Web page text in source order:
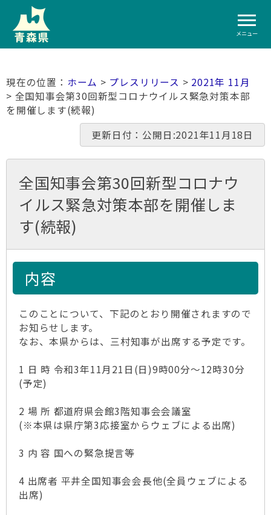
メニュー
ホーム > プレスリリース > 2021年 11月
> 全国知事会第30回新型コロナウイルス緊急対策本部
を開催します(続報)
更新日付：公開日:2021年11月18日
全国知事会第30回新型コロナウ
イルス緊急対策本部を開催しま
す(続報)
内容
このことについて、下記のとおり開催されますので
お知らせします。
なお、本県からは、三村知事が出席する予定です。
1 日 時 令和3年11月21日(日)9時00分～12時30分
(予定)
2 場 所 都道府県会館3階知事会会議室
(※本県は県庁第3応接室からウェブによる出席)
3 内 容 国への緊急提言等
4 出席者 平井全国知事会会長他(全員ウェブによる
出席)